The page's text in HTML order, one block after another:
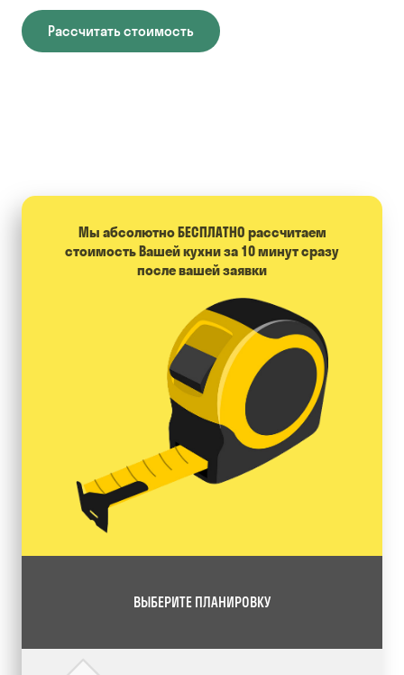
Рассчитать стоимость
Мы абсолютно БЕСПЛАТНО расcчитаем
стоимость Вашей кухни за 10 минут сразу
после вашей заявки
ВЫБЕРИТЕ ПЛАНИРОВКУ